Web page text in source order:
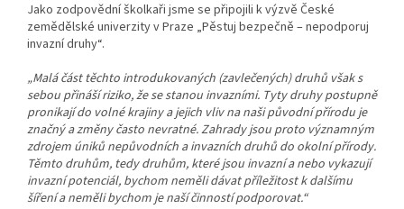
Jako zodpovědní školkaři jsme se připojili k výzvě České
zemědělské univerzity v Praze „Pěstuj bezpečně – nepodporuj
invazní druhy“.
„Malá část těchto introdukovaných (zavlečených) druhů však s
sebou přináší riziko, že se stanou invazními. Tyty druhy postupně
pronikají do volné krajiny a jejich vliv na naši původní přírodu je
značný a změny často nevratné. Zahrady jsou proto významným
zdrojem úniků nepůvodních a invazních druhů do okolní přírody.
Těmto druhům, tedy druhům, které jsou invazní a nebo vykazují
invazní potenciál, bychom neměli dávat příležitost k dalšímu
šíření a neměli bychom je naší činností podporovat.“